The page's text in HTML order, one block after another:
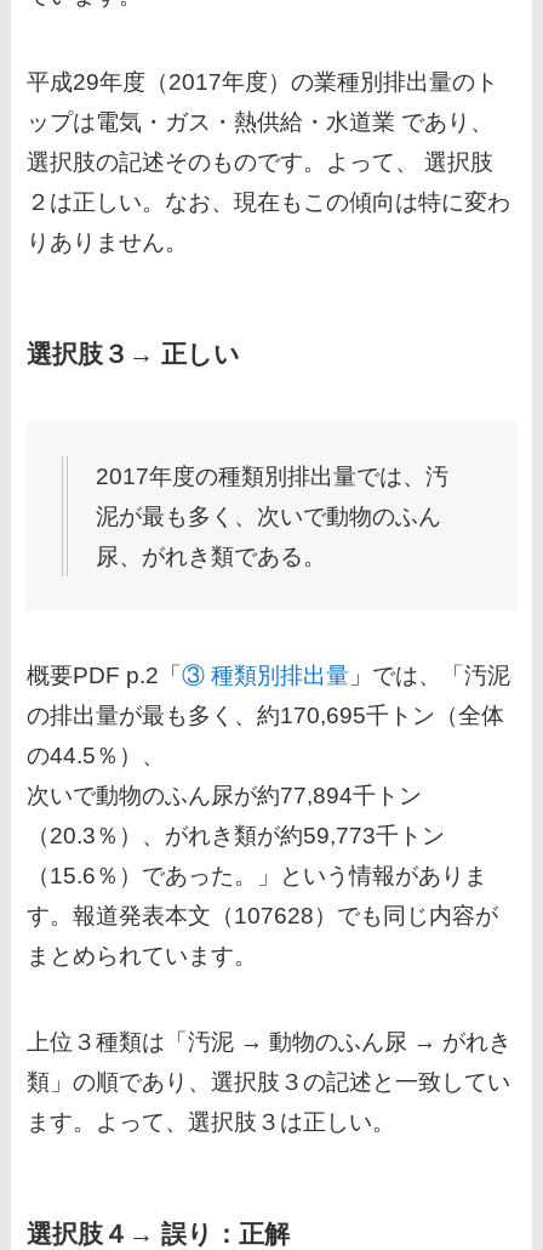
平成29年度（2017年度）の業種別排出量のト
ップは電気・ガス・熱供給・水道業 であり、
選択肢の記述そのものです。よって、 選択肢
２は正しい。なお、現在もこの傾向は特に変わ
りありません。
選択肢３→ 正しい
2017年度の種類別排出量では、汚
泥が最も多く、次いで動物のふん
尿、がれき類である。
概要PDF p.2「③ 種類別排出量 」では、「汚泥
の排出量が最も多く、約170,695千トン（全体
の44.5％）、
次いで動物のふん尿が約77,894千トン
（20.3％）、がれき類が約59,773千トン
（15.6％）であった。」という情報がありま
す。報道発表本文（107628）でも同じ内容が
まとめられています。
上位３種類は「汚泥 → 動物のふん尿 → がれき
類」の順であり、選択肢３の記述と一致してい
ます。よって、選択肢３は正しい。
選択肢４→ 誤り：正解